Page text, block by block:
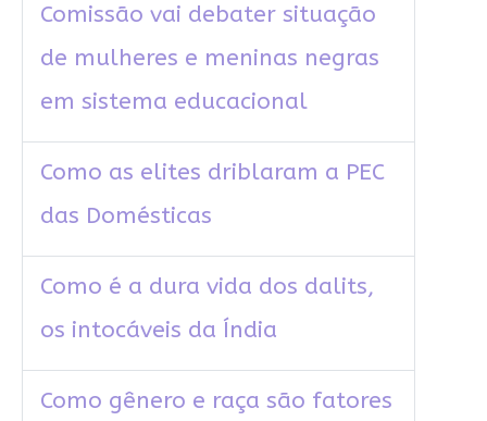
Comissão vai debater situação
de mulheres e meninas negras
em sistema educacional
Como as elites driblaram a PEC
das Domésticas
Como é a dura vida dos dalits,
os intocáveis da Índia
Como gênero e raça são fatores